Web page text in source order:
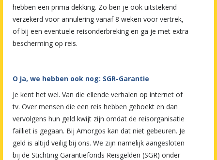
hebben een prima dekking. Zo ben je ook uitstekend
verzekerd voor annulering vanaf 8 weken voor vertrek,
of bij een eventuele reisonderbreking en ga je met extra
bescherming op reis.
O ja, we hebben ook nog: SGR-Garantie
Je kent het wel. Van die ellende verhalen op internet of
tv. Over mensen die een reis hebben geboekt en dan
vervolgens hun geld kwijt zijn omdat de reisorganisatie
failliet is gegaan. Bij Amorgos kan dat niet gebeuren. Je
geld is altijd veilig bij ons. We zijn namelijk aangesloten
bij de Stichting Garantiefonds Reisgelden (SGR) onder